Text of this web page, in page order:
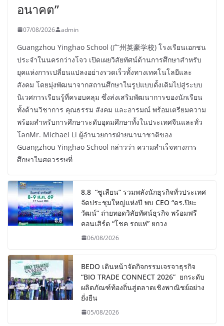
อนาคต”
07/08/2026 admin
Guangzhou Yinghao School (广州英豪学校) โรงเรียนเอกชน
ประจำในนครกว่างโจว เปิดเผยวิสัยทัศน์ด้านการศึกษาสำหรับ
ยุคแห่งการเปลี่ยนแปลงอย่างรวดเร็วทั้งทางเทคโนโลยีและ
สังคม โดยมุ่งพัฒนาจากสถานศึกษาในรูปแบบดั้งเดิมไปสู่ระบบ
นิเวศการเรียนรู้ที่ครอบคลุม ซึ่งส่งเสริมพัฒนาการของนักเรียน
ทั้งด้านวิชาการ คุณธรรม สังคม และอารมณ์ พร้อมเตรียมความ
พร้อมสำหรับการศึกษาระดับอุดมศึกษาทั้งในประเทศจีนและทั่ว
โลกMr. Michael Li ผู้อำนวยการฝ่ายนานาชาติของ
Guangzhou Yinghao School กล่าวว่า ความสำเร็จทางการ
ศึกษาในศตวรรษที่
8.8 “ซูเลียน” รวมพลังนักธุรกิจทั่วประเทศ
จัดประชุมใหญ่แห่งปี พบ CEO “ดร.ปิยะ
วัฒน์” ถ่ายทอดวิสัยทัศน์ธุรกิจ พร้อมฟรี
คอนเสิร์ต “โชค รถแห่” ยกวง
06/08/2026
BEDO เดินหน้าจัดกิจกรรมเจรจาธุรกิจ
“BIO TRADE CONNECT 2026” ยกระดับ
ผลิตภัณฑ์ท้องถิ่นสู่ตลาดเชิงพาณิชย์อย่าง
ยั่งยืน
05/08/2026